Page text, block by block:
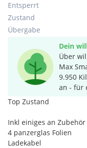
Entsperrt
Zustand
Übergabe
Dein
Über
Max
9.950
an - für
Top Zustand
Inkl einiges an Zubehör
4 panzerglas Folien
Ladekabel